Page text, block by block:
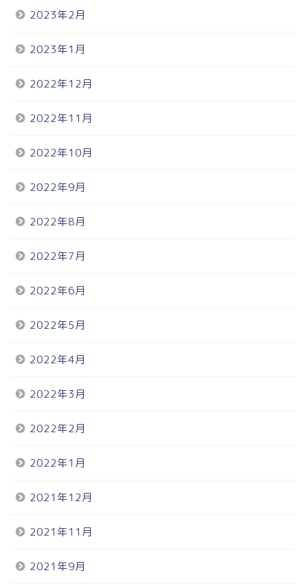
2023年2月
2023年1月
2022年12月
2022年11月
2022年10月
2022年9月
2022年8月
2022年7月
2022年6月
2022年5月
2022年4月
2022年3月
2022年2月
2022年1月
2021年12月
2021年11月
2021年9月